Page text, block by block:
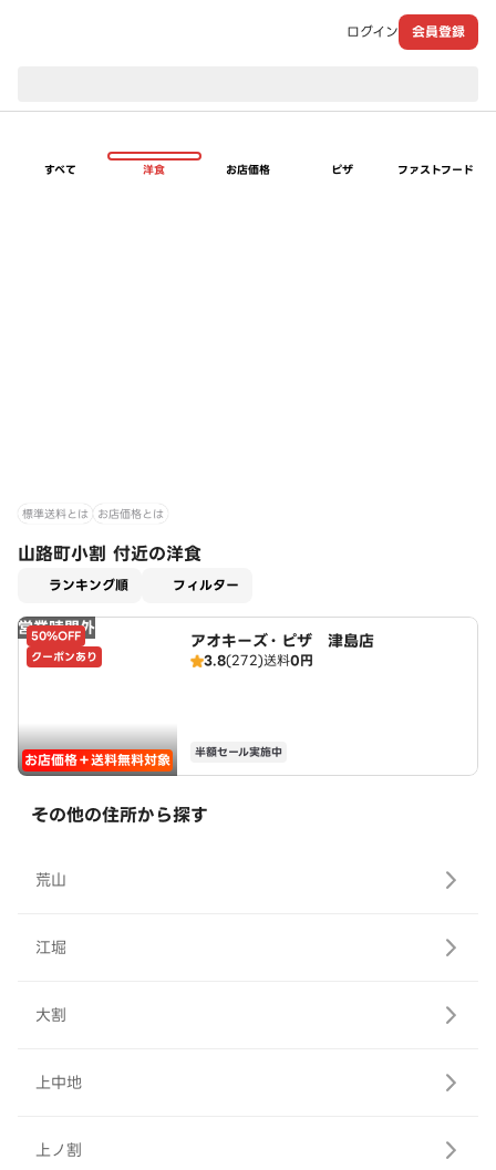
ログイン 会員登録
すべて 洋食 お店価格 ピザ ファストフード
標準送料とは お店価格とは
山路町小割 付近の洋食
ランキング順 フィルター
営業時間外
50%OFF
クーポンあり
お店価格＋送料無料対象
アオキーズ・ピザ 津島店
3.8(272)送料0円
半額セール実施中
その他の住所から探す
荒山
江堀
大割
上中地
上ノ割